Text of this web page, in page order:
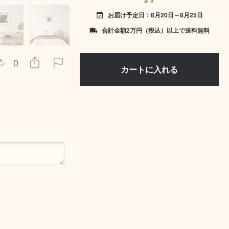
0
event_available お届け予定日：8月20日～8月25日
local_shipping 合計金額2万円（税込）以上で送料無料